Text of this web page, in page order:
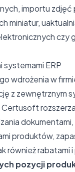
importu
miniatur,
czy
systemami ERP
wdrożenia w
z zewnętrznym
dokumentami,
produktów,
również rabatami
pozycji